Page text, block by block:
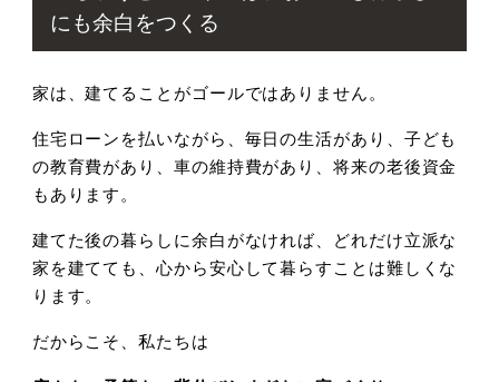
にも余白をつくる
家は、建てることがゴールではありません。
住宅ローンを払いながら、毎日の生活があり、子ども
の教育費があり、車の維持費があり、将来の老後資金
もあります。
建てた後の暮らしに余白がなければ、どれだけ立派な
家を建てても、心から安心して暮らすことは難しくな
ります。
だからこそ、私たちは